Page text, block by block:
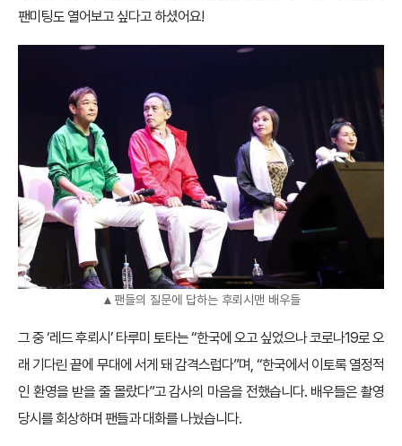
팬미팅도 열어보고 싶다고 하셨어요!
▲팬들의 질문에 답하는 후뢰시맨 배우들
그 중 ‘레드 후뢰시’ 타루미 토타는 “한국에 오고 싶었으나 코로나19로 오
래 기다린 끝에 무대에 서게 돼 감격스럽다”며, “한국에서 이토록 열정적
인 환영을 받을 줄 몰랐다”고 감사의 마음을 전했습니다. 배우들은 촬영
당시를 회상하며 팬들과 대화를 나눴습니다.